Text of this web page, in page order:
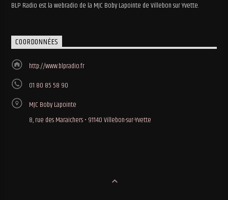
BLP Radio est la webradio de la MJC Boby Lapointe de Villebon sur Yvette.
COORDONNÉES
http://www.blpradio.fr
01 80 85 58 90
MJC Boby Lapointe
8, rue des Maraichers • 91140 Villebon-sur-Yvette